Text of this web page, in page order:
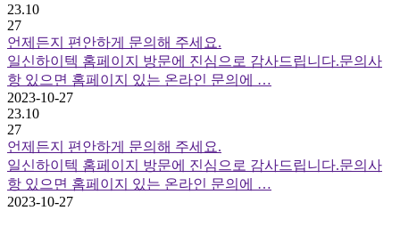
23.10
27
언제든지 편안하게 문의해 주세요.
일신하이텍 홈페이지 방문에 진심으로 감사드립니다.문의사
항 있으면 홈페이지 있는 온라인 문의에 …
2023-10-27
23.10
27
언제든지 편안하게 문의해 주세요.
일신하이텍 홈페이지 방문에 진심으로 감사드립니다.문의사
항 있으면 홈페이지 있는 온라인 문의에 …
2023-10-27